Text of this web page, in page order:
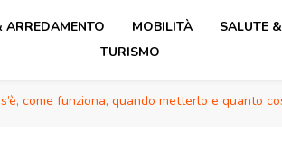
ARREDAMENTO MOBILITÀ SALUTE
TURISMO
come funziona, quando metterlo e quanto